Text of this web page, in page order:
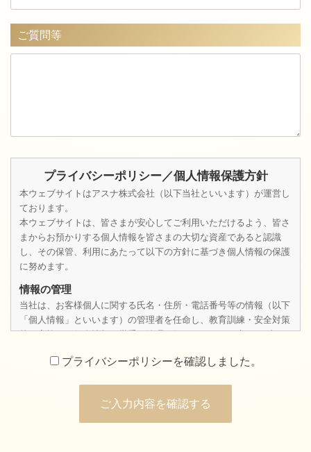
ご質問等
プライバシーポリシー／個人情報保護方針
本ウェブサイトはアスナ株式会社（以下当社といいます）が運営し
ております。
本ウェブサイトは、皆さまが安心してご利用いただけるよう、皆さ
まからお預かりする個人情報を皆さまの大切な資産であると認識
し、その保管、利用にあたって以下の方針に基づき個人情報の保護
に努めます。
情報の管理
当社は、お客様個人に関する氏名・住所・電話番号等の情報（以下
「個人情報」といいます）の管理者を任命し、教育訓練・安全対策
等を実施して個人情報の厳重な管理を行います。また本ウェブサイ
送信いただくページには、最先端の暗号化技術SSL（Secure
プライバシーポリシーを確認しました。